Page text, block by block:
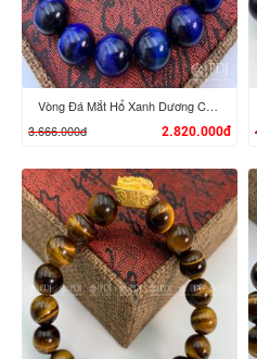
XEM CHI TIẾT
Vòng Đá Mắt Hổ Xanh Dương Charm Tỳ Hưu Cưỡi Đĩnh Vàng 24K
3.666.000đ
2.820.000đ